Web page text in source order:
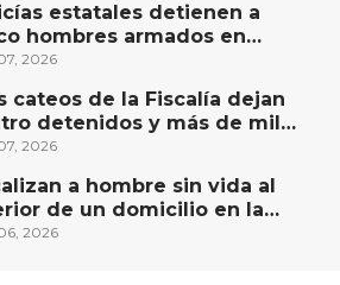
estatales detienen a
hombres armados en
capital
2026
cateos de la Fiscalía dejan
detenidos y más de mil
aseguradas en Querétaro
2026
a hombre sin vida al
de un domicilio en la
El Rodeo, San Juan del
2026